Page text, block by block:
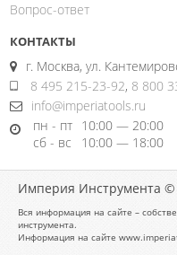
Вопрос-ответ
КОНТАКТЫ
г. Москва, ул.
8 495 215-23-92, 8 800
info@imperiatools.ru
пн - пт 10:00 — 20:00
сб - вс
10:00 — 18:00
Империя Инструмента ©
Вся информация на сайте –
инструмента.
Информация на сайте